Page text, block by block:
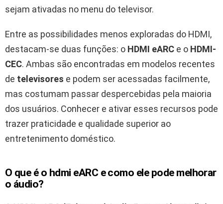
sejam ativadas no menu do televisor.
Entre as possibilidades menos exploradas do HDMI,
destacam-se duas funções: o HDMI eARC e o HDMI-
CEC. Ambas são encontradas em modelos recentes
de televisores e podem ser acessadas facilmente,
mas costumam passar despercebidas pela maioria
dos usuários. Conhecer e ativar esses recursos pode
trazer praticidade e qualidade superior ao
entretenimento doméstico.
O que é o hdmi eARC e como ele pode melhorar
o áudio?